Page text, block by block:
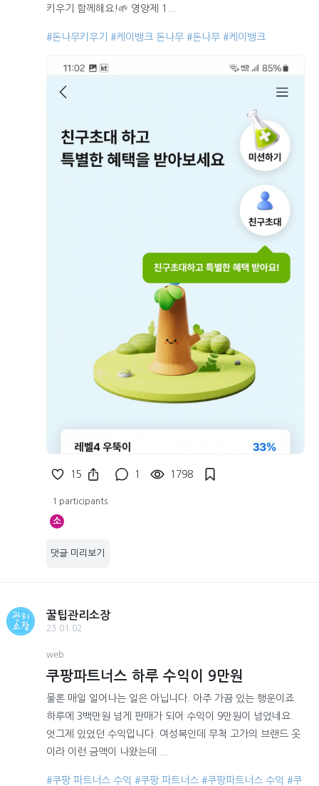
키우기 함께해요!🌱 영양제 1...
#돈나무키우기 #케이뱅크 돈나무 #돈나무 #케이뱅크
15 1 1798
1 participants
소
댓글 미리보기
꿀팁관리소장
23.01.02
web
쿠팡파트너스 하루 수익이 9만원
물론 매일 일어나는 일은 아닙니다. 아주 가끔 있는 행운이죠.
하루에 3백만원 넘게 판매가 되어 수익이 9만원이 넘었네요.
엇그제 있었던 수익입니다. 여성복인데 무척 고가의 브랜드 옷
이라 이런 금액이 나왔는데 ...
#쿠팡 파트너스 수익 #쿠팡 파트너스 #쿠팡파트너스 수익 #쿠